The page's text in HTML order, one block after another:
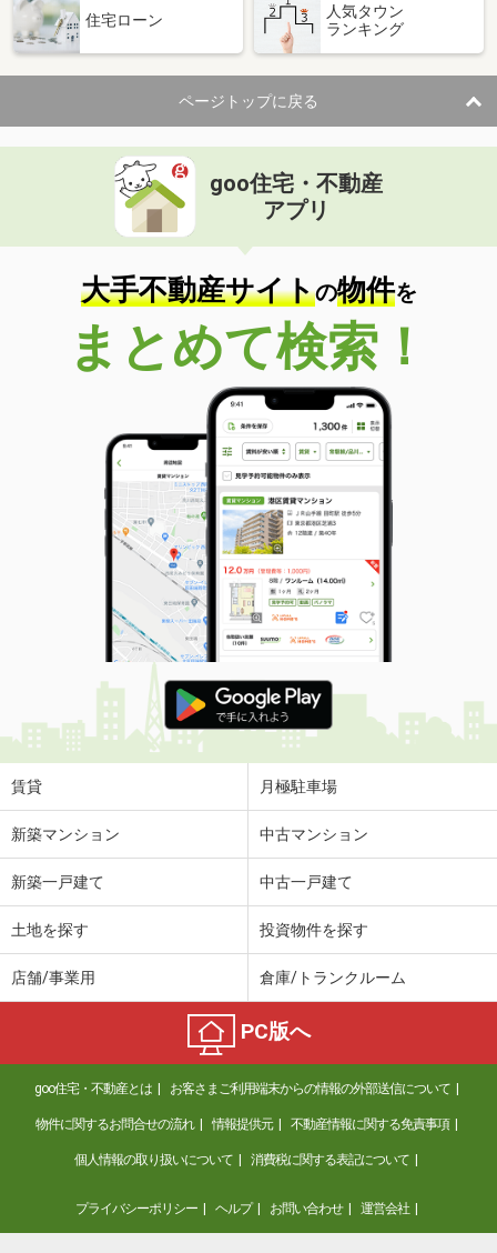
住宅ローン
人気タウン
ランキング
ページトップに戻る
goo住宅・不動産
アプリ
大手不動産サイトの物件を
まとめて検索！
賃貸 月極駐車場
新築マンション 中古マンション
新築一戸建て 中古一戸建て
土地を探す 投資物件を探す
店舗/事業用 倉庫/トランクルーム
PC版へ
goo住宅・不動産とは お客さまご利用端末からの情報の外部送信について
物件に関するお問合せの流れ 情報提供元 不動産情報に関する免責事項
個人情報の取り扱いについて 消費税に関する表記について
プライバシーポリシー ヘルプ お問い合わせ 運営会社